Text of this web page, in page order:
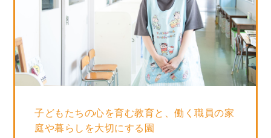
子どもたちの心を育む教育と、働く職員の家
庭や暮らしを大切にする園